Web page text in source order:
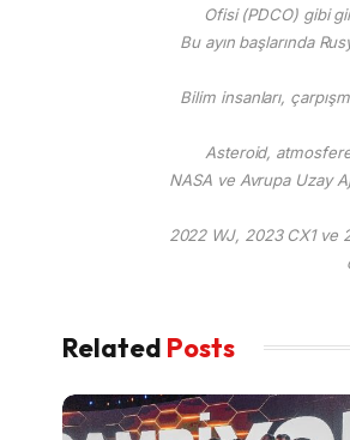
Ofisi (PDCO) gibi
Bu ayın başlarında
Bilim insanları,
Asteroid, atmosfere
NASA ve Avrupa Uzay
2022 WJ, 2023 CX1 ve
Related Posts